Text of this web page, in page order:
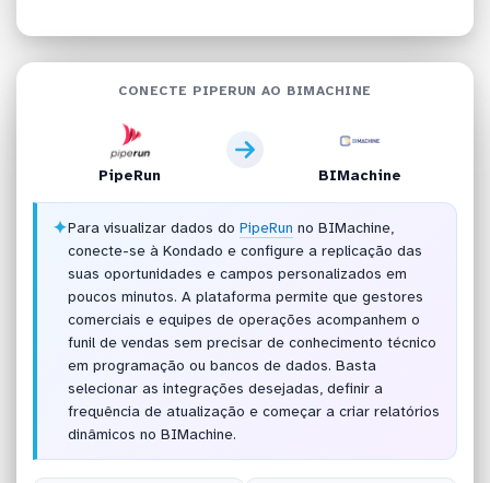
CONECTE PIPERUN AO BIMACHINE
PipeRun BIMachine
✦Para visualizar dados do PipeRun no BIMachine,
conecte-se à Kondado e configure a replicação das
suas oportunidades e campos personalizados em
poucos minutos. A plataforma permite que gestores
comerciais e equipes de operações acompanhem o
funil de vendas sem precisar de conhecimento técnico
em programação ou bancos de dados. Basta
selecionar as integrações desejadas, definir a
frequência de atualização e começar a criar relatórios
dinâmicos no BIMachine.